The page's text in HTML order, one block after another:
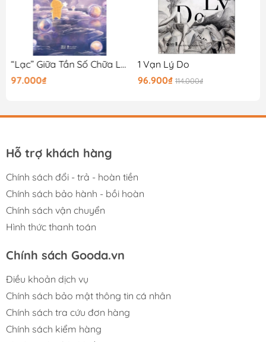
sẽ là 1 cuốn sách quý trên kệ sách của bạn!
“Lạc” Giữa Tần Số Chữa Lành
97.000₫
1 Vạn Lý Do
96.900₫ 114.000₫
Hỗ trợ khách hàng
Chính sách đổi - trả - hoàn tiền
Chính sách bảo hành - bồi hoàn
Chính sách vận chuyển
Hình thức thanh toán
Chính sách Gooda.vn
Điều khoản dịch vụ
Chính sách bảo mật thông tin cá nhân
Chính sách tra cứu đơn hàng
Chính sách kiểm hàng